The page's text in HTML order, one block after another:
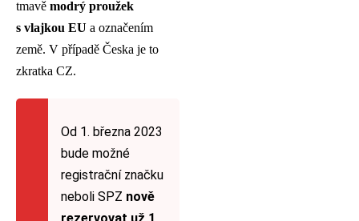
tmavě modrý proužek
s vlajkou EU a označením
země. V případě Česka je to
zkratka CZ.
Od 1. března 2023
bude možné
registrační značku
neboli SPZ nově